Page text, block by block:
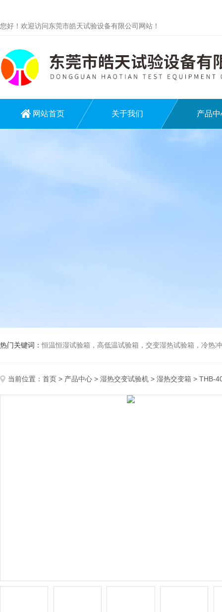
您好！欢迎访问东莞市皓天试验设备有限公司网站！
网站首页 关于我们 产品中
热门关键词：恒温恒湿试验箱，高低温试验箱，交变湿热试验箱，冷热冲击试验
当前位置： 首页 > 产品中心 > 湿热交变试验机 > 湿热交变箱 > THB-